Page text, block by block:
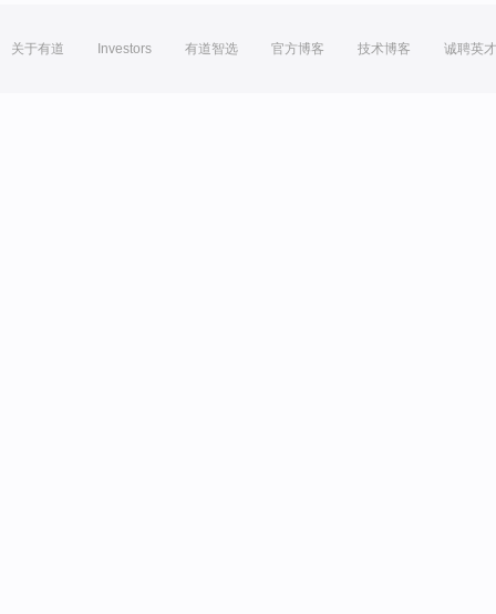
关于有道 Investors 有道智选 官方博客 技术博客 诚聘英才